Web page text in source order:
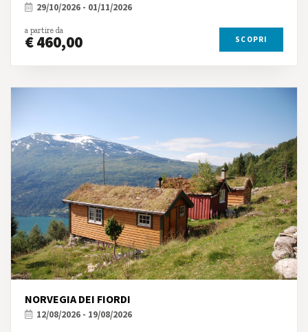
29/10/2026 - 01/11/2026
a partire da
€ 460,00 SCOPRI
NORVEGIA DEI FIORDI
12/08/2026 - 19/08/2026